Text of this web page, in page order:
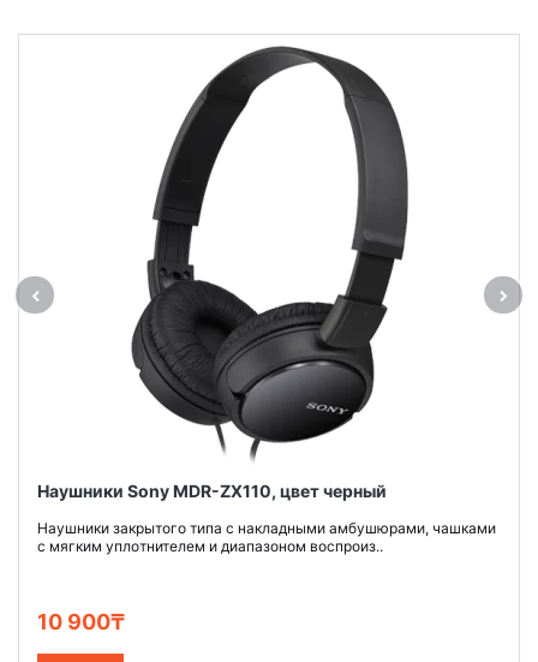
Наушники Sony MDR-ZX110, цвет черный
Наушники закрытого типа с накладными амбушюрами, чашками
с мягким уплотнителем и диапазоном воспроиз..
10 900₸